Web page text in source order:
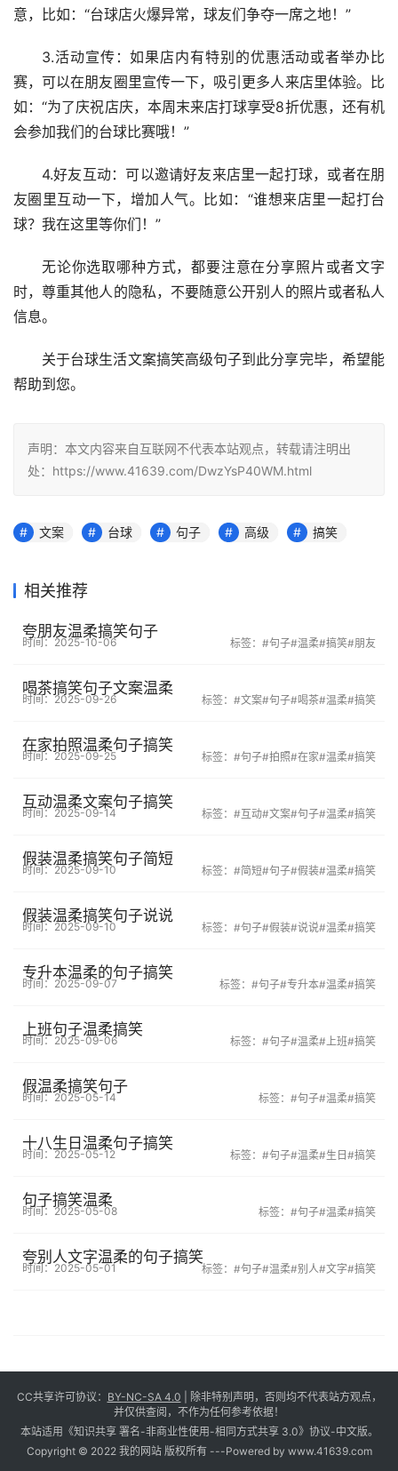
意，比如：“台球店火爆异常，球友们争夺一席之地！”
3.活动宣传：如果店内有特别的优惠活动或者举办比
赛，可以在朋友圈里宣传一下，吸引更多人来店里体验。比
如：“为了庆祝店庆，本周末来店打球享受8折优惠，还有机
会参加我们的台球比赛哦！”
4.好友互动：可以邀请好友来店里一起打球，或者在朋
友圈里互动一下，增加人气。比如：“谁想来店里一起打台
球？我在这里等你们！”
无论你选取哪种方式，都要注意在分享照片或者文字
时，尊重其他人的隐私，不要随意公开别人的照片或者私人
信息。
关于台球生活文案搞笑高级句子到此分享完毕，希望能
帮助到您。
声明：本文内容来自互联网不代表本站观点，转载请注明出
处：https://www.41639.com/DwzYsP40WM.html
文案 台球 句子 高级 搞笑
相关推荐
夸朋友温柔搞笑句子
时间：2025-10-06 标签： #句子#温柔#搞笑#朋友
喝茶搞笑句子文案温柔
时间：2025-09-26 标签： #文案#句子#喝茶#温柔#搞笑
在家拍照温柔句子搞笑
时间：2025-09-25 标签： #句子#拍照#在家#温柔#搞笑
互动温柔文案句子搞笑
时间：2025-09-14 标签： #互动#文案#句子#温柔#搞笑
假装温柔搞笑句子简短
时间：2025-09-10 标签： #简短#句子#假装#温柔#搞笑
假装温柔搞笑句子说说
时间：2025-09-10 标签： #句子#假装#说说#温柔#搞笑
专升本温柔的句子搞笑
时间：2025-09-07 标签： #句子#专升本#温柔#搞笑
上班句子温柔搞笑
时间：2025-09-06 标签： #句子#温柔#上班#搞笑
假温柔搞笑句子
时间：2025-05-14 标签： #句子#温柔#搞笑
十八生日温柔句子搞笑
时间：2025-05-12 标签： #句子#温柔#生日 #搞笑
句子搞笑温柔
时间：2025-05-08 标签： #句子#温柔#搞笑
夸别人文字温柔的句子搞笑
时间：2025-05-01 标签： #句子#温柔#别人#文字#搞笑
CC共享许可协议： BY-NC-SA 4.0 | 除非特别声明，否则均不代表站方观点，
并仅供查阅，不作为任何参考依据！
本站适用《知识共享 署名-非商业性使用-相同方式共享 3.0》协议-中文版。
Copyright © 2022 我的网站 版权所有 ---Powered by www.41639.com